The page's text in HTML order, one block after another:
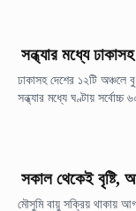
সন্ধ্যার মধ্যে
ঢাকাসহ দেশের ১২টি
সন্ধ্যার মধ্যে ঘণ্টায় সর্বোচ্চ
সকাল থেকেই বৃষ্টি,
মৌসুমি বায়ু সক্রিয় থাকায়